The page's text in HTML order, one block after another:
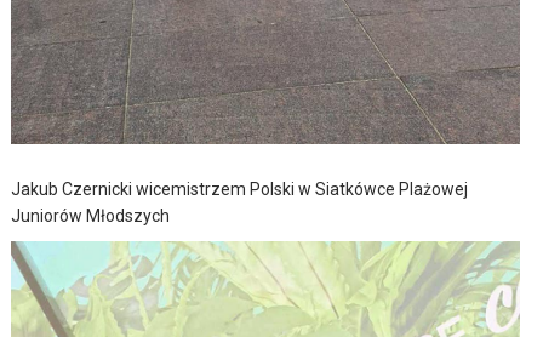
Jakub Czernicki wicemistrzem Polski w Siatkówce Plażowej
Juniorów Młodszych